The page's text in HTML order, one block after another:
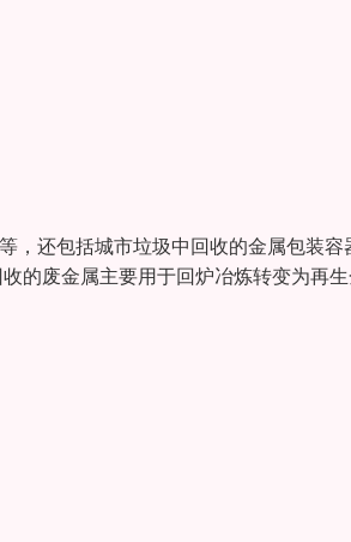
，还包括城市垃圾中回收的金属包装容
的废金属主要用于回炉冶炼转变为再